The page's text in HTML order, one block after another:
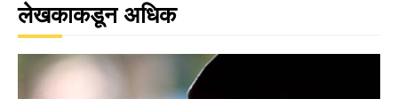
लेखकाकडून अधिक